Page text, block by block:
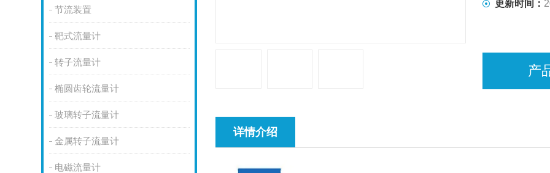
节流装置
靶式流量计
转子流量计
椭圆齿轮流量计
玻璃转子流量计
金属转子流量计
电磁流量计
更新时间：
产
详情介绍